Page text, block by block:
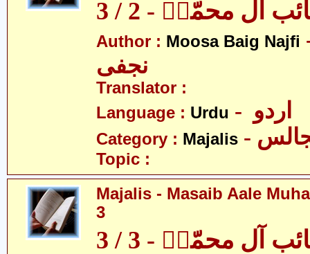
آل محمّدؑ - 2 / 3
Author : Moosa Baig Najfi
نجفی
Translator :
Language : Urdu
Category : Majalis
Topic :
Majalis - Masaib Aale
3
آل محمّدؑ - 3 / 3